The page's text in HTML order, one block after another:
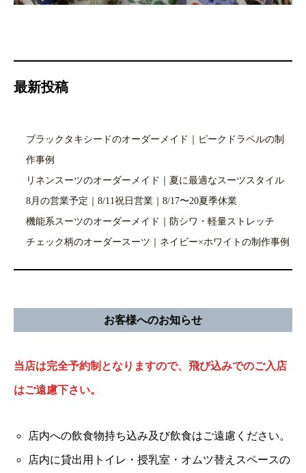
最新投稿
ブラックタキシードのオーダーメイド｜ピークドラペルの制
作事例
リネンスーツのオーダーメイド｜夏に最適なスーツスタイル
8月の営業予定｜8/11祝日営業｜8/17〜20夏季休業
機能系スーツのオーダーメイド｜防シワ・軽量ストレッチ
チェック柄のオーダースーツ｜ネイビー×ホワイトの制作事例
お客様へのお知らせ
当店は完全予約制となりますので、飛び込みでのご入店
はご遠慮下さい。
店内への飲食物持ち込み及び飲食はご遠慮ください。
店内に貸出用トイレ・授乳室・オムツ替えスペースの